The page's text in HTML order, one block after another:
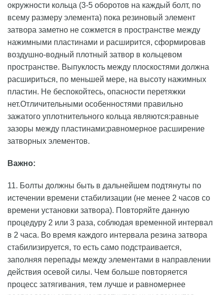
окружности кольца (3-5 оборотов на каждый болт, по
всему размеру элемента) пока резиновый элемент
затвора заметно не сожмется в пространстве между
нажимными пластинами и расширится, сформировав
воздушно-водный плотный затвор в кольцевом
пространстве. Выпуклость между плоскостями должна
расшириться, по меньшей мере, на высоту нажимных
пластин. Не беспокойтесь, опасности перетяжки
нет.Отличительными особенностями правильно
зажатого уплотнительного кольца являются:равные
зазоры между пластинами;равномерное расширение
затворных элементов.
Важно:
11. Болты должны быть в дальнейшем подтянуты по
истечении времени стабилизации (не менее 2 часов со
времени установки затвора). Повторяйте данную
процедуру 2 или 3 раза, соблюдая временной интервал
в 2 часа. Во время каждого интервала резина затвора
стабилизируется, то есть само подстраивается,
заполняя перепады между элементами в направлении
действия осевой силы. Чем больше повторяется
процесс затягивания, тем лучше и равномернее